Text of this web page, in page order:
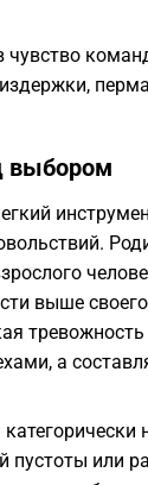
чувство
выбором
выше
а
пустоты или